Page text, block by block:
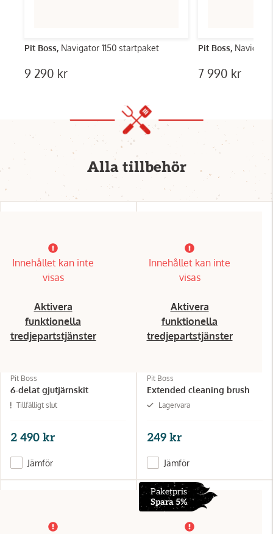
Pit Boss, Navigator 1150 startpaket
9 290 kr
Pit Boss, Navigator
7 990 kr
Alla tillbehör
Innehållet kan inte
visas
Aktivera
funktionella
tredjepartstjänster
Pit Boss
6-delat gjutjärnskit
Tillfälligt slut
2 490 kr
Jämför
Innehållet kan inte
visas
Aktivera
funktionella
tredjepartstjänster
Pit Boss
Extended cleaning brush
Lagervara
249 kr
Jämför
Paketpris
Spara 5%